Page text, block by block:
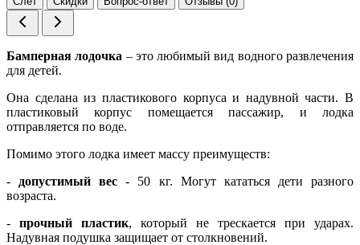
Бамперная лодочка – это любимый вид водного развлечения
для детей.
Она сделана из пластикового корпуса и надувной части. В
пластиковый корпус помещается пассажир, и лодка
отправляется по воде.
Помимо этого лодка имеет массу преимуществ:
- допустимый вес - 50 кг. Могут кататься дети разного
возраста.
- прочный пластик, который не трескается при ударах.
Надувная подушка защищает от столкновений.